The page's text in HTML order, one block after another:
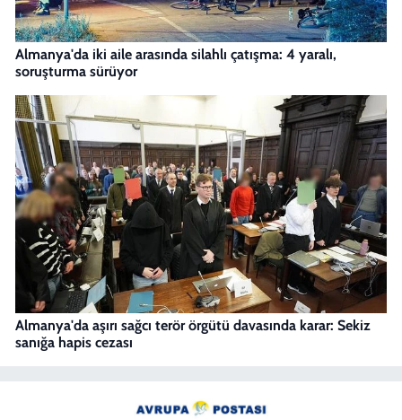
Almanya'da iki aile arasında silahlı çatışma: 4 yaralı,
soruşturma sürüyor
Almanya'da aşırı sağcı terör örgütü davasında karar: Sekiz
sanığa hapis cezası